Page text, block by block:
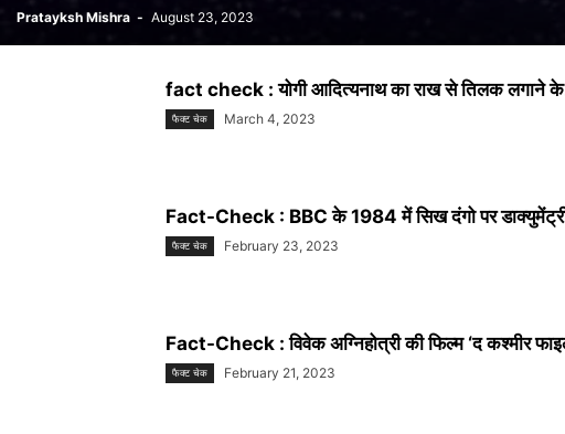
Pratayksh Mishra - August 23, 2023
fact check : योगी आदित्यनाथ का राख से तिलक लगाने
फैक्ट चेक March 4, 2023
Fact-Check : BBC के 1984 में सिख दंगो पर
फैक्ट चेक February 23, 2023
Fact-Check : विवेक अग्निहोत्री की फिल्म ‘द कश्मीर
फैक्ट चेक February 21, 2023